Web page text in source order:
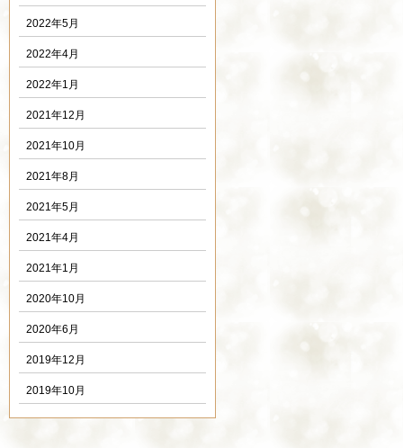
2022年5月
2022年4月
2022年1月
2021年12月
2021年10月
2021年8月
2021年5月
2021年4月
2021年1月
2020年10月
2020年6月
2019年12月
2019年10月